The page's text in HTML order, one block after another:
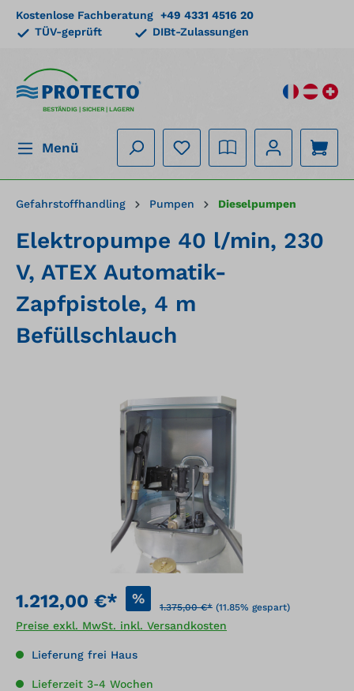
springen
Kostenlose Fachberatung +49 4331 4516 20
TÜV-geprüft
DIBt-Zulassungen
BESTÄNDIG | SICHER | LAGERN
Menü
Gefahrstoffhandling Pumpen Dieselpumpen
Elektropumpe 40 l/min, 230
V, ATEX Automatik-
Zapfpistole, 4 m
Befüllschlauch
Bildergalerie überspringen
1.212,00 €* %
1.375,00 €* (11.85% gespart)
Preise exkl. MwSt. inkl. Versandkosten
Lieferung frei Haus
Lieferzeit 3-4 Wochen